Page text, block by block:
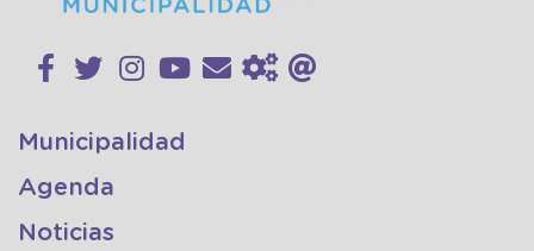
Municipalidad
Agenda
Noticias